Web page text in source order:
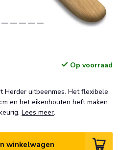
Op voorraad
Herder uitbeenmes. Het flexibele
en het eikenhouten heft maken
Lees meer.
winkelwagen